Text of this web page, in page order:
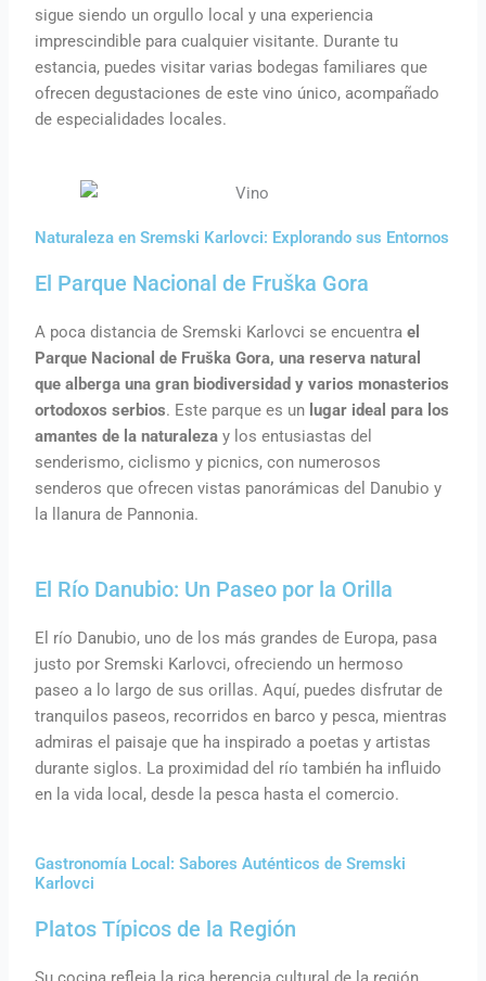
sigue siendo un orgullo local y una experiencia
imprescindible para cualquier visitante. Durante tu
estancia, puedes visitar varias bodegas familiares que
ofrecen degustaciones de este vino único, acompañado
de especialidades locales.
Naturaleza en Sremski Karlovci: Explorando sus Entornos
El Parque Nacional de Fruška Gora
A poca distancia de Sremski Karlovci se encuentra el
Parque Nacional de Fruška Gora, una reserva natural
que alberga una gran biodiversidad y varios monasterios
ortodoxos serbios. Este parque es un lugar ideal para los
amantes de la naturaleza y los entusiastas del
senderismo, ciclismo y picnics, con numerosos
senderos que ofrecen vistas panorámicas del Danubio y
la llanura de Pannonia.
El Río Danubio: Un Paseo por la Orilla
El río Danubio, uno de los más grandes de Europa, pasa
justo por Sremski Karlovci, ofreciendo un hermoso
paseo a lo largo de sus orillas. Aquí, puedes disfrutar de
tranquilos paseos, recorridos en barco y pesca, mientras
admiras el paisaje que ha inspirado a poetas y artistas
durante siglos. La proximidad del río también ha influido
en la vida local, desde la pesca hasta el comercio.
Gastronomía Local: Sabores Auténticos de Sremski
Karlovci
Platos Típicos de la Región